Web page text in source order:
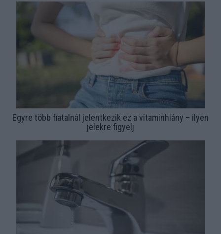
Egyre több fiatalnál jelentkezik ez a vitaminhiány – ilyen
jelekre figyelj